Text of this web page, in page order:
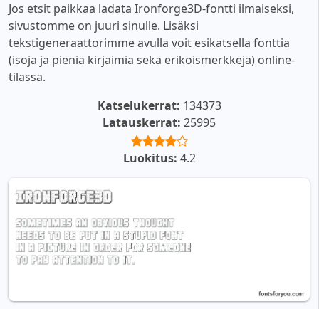
Jos etsit paikkaa ladata Ironforge3D-fontti ilmaiseksi,
sivustomme on juuri sinulle. Lisäksi
tekstigeneraattorimme avulla voit esikatsella fonttia
(isoja ja pieniä kirjaimia sekä erikoismerkkejä) online-
tilassa.
Katselukerrat: 134373
Latauskerrat: 25995
Luokitus: 4.2